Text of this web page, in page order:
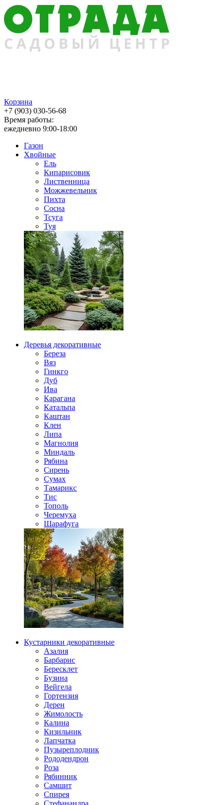
Корзина
+7 (903) 030-56-68
Время работы:
ежедневно 9:00-18:00
Газон
Хвойные
Ель
Кипарисовик
Лиственница
Можжевельник
Пихта
Сосна
Тсуга
Туя
Деревья декоративные
Береза
Вяз
Гинкго
Дуб
Ива
Карагана
Катальпа
Каштан
Клен
Липа
Магнолия
Миндаль
Рябина
Сирень
Сумах
Тамарикс
Тис
Тополь
Черемуха
Шарафуга
Кустарники декоративные
Азалия
Барбарис
Бересклет
Бузина
Вейгела
Гортензия
Дерен
Жимолость
Калина
Кизильник
Лапчатка
Пузыреплодник
Рододендрон
Роза
Рябинник
Самшит
Спирея
Стефанандра